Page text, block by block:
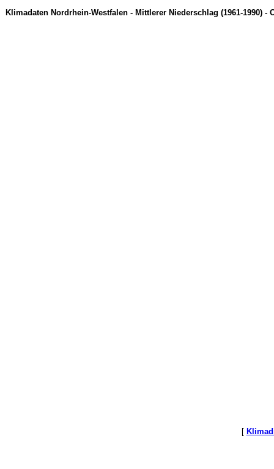
Klimadaten Nordrhein-Westfalen - Mittlerer Niederschlag (1961-1990) -
[